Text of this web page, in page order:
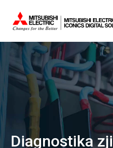
Spanish
Diagnostika